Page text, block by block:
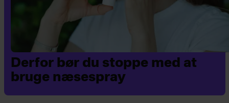
allergiceller.
Derfor bør du stoppe med at
bruge næsespray